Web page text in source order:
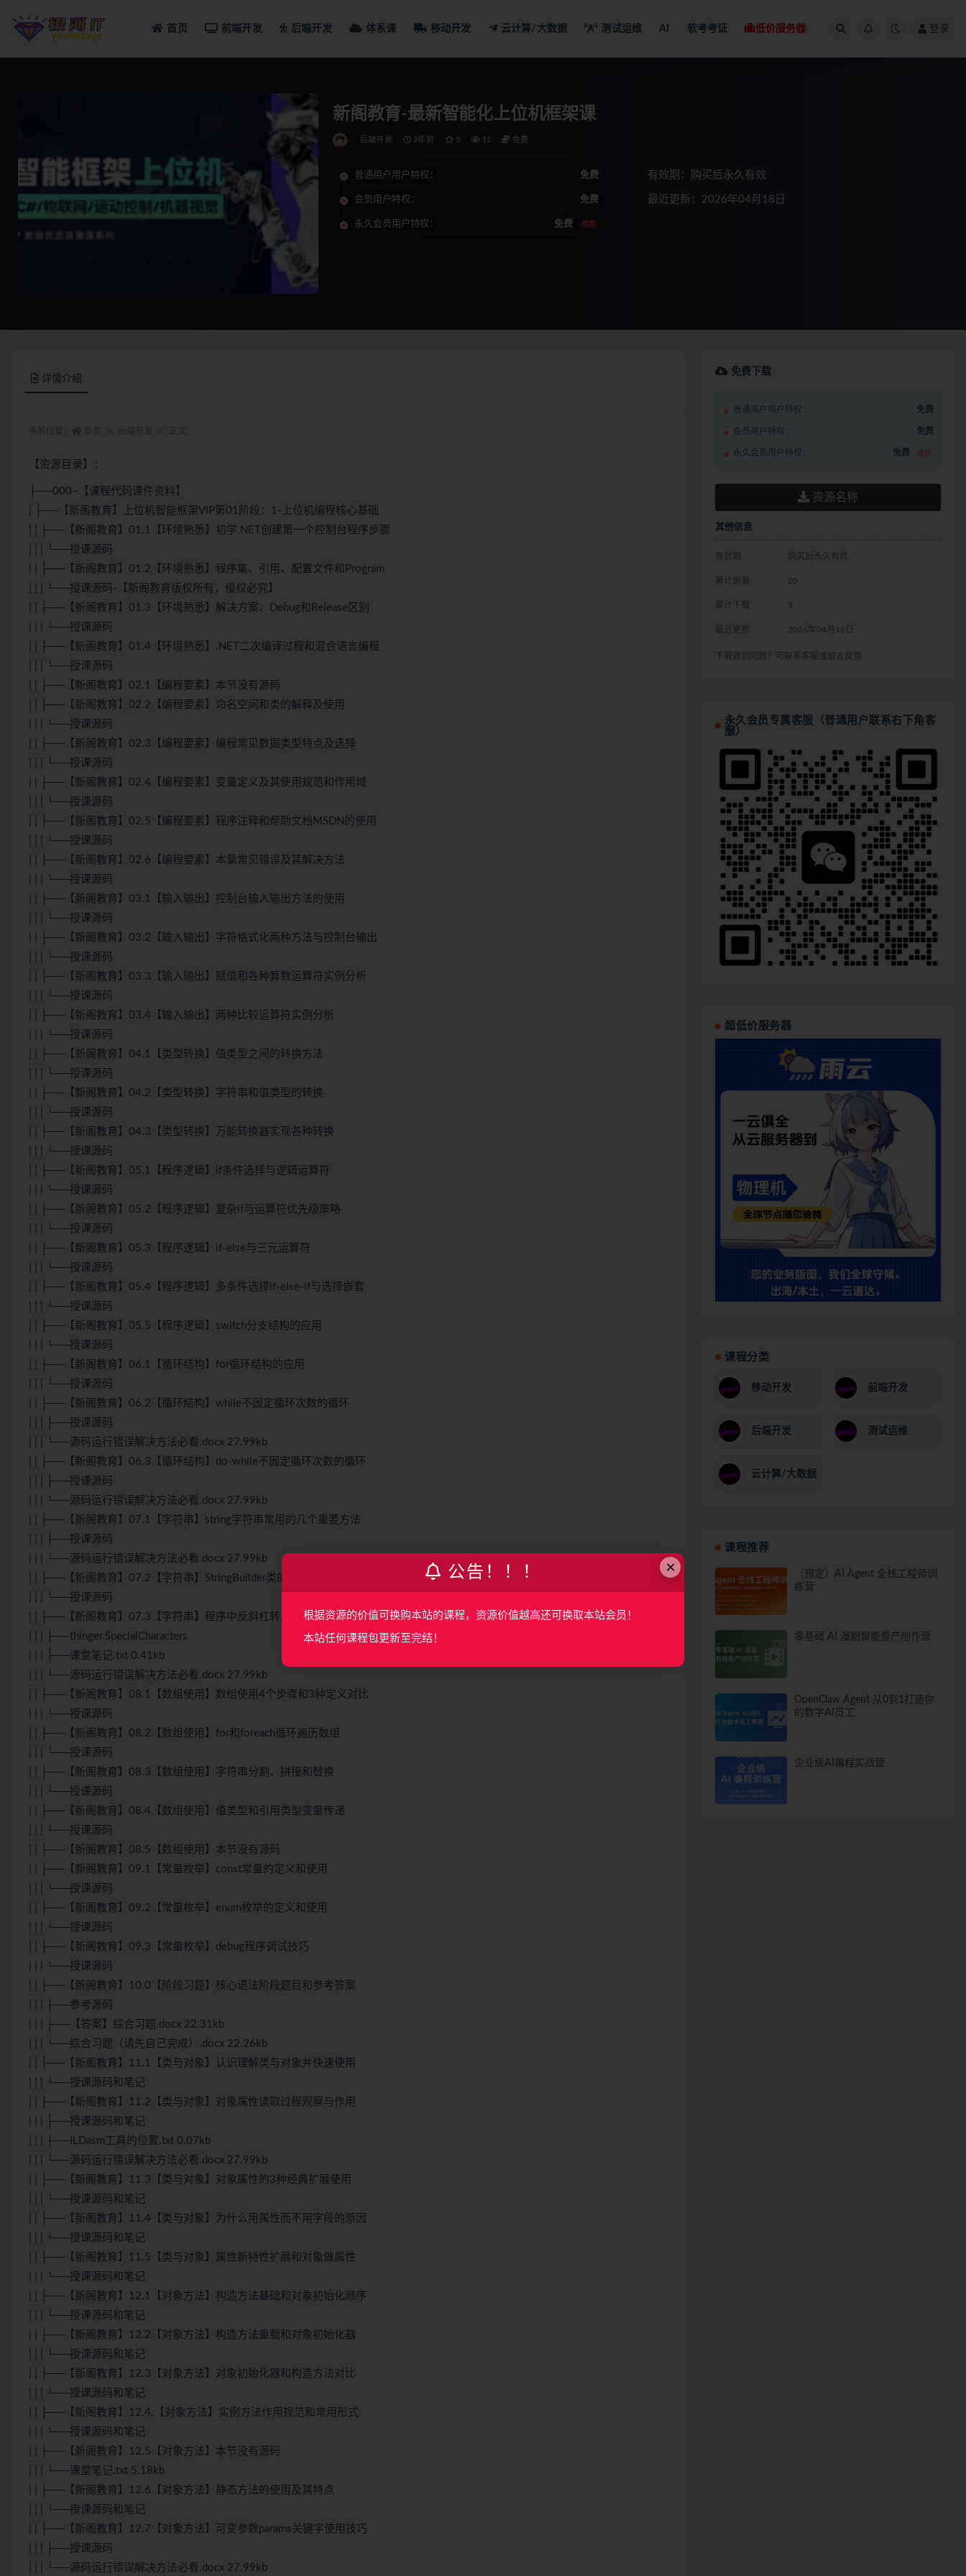
首页 前端开发 后端开发 体系课 移动开发 云计算/大数据 测试运维 AI 软考考证 低价服务器 登录
新阁教育-最新智能化上位机框架课
后端开发 2年前 0 11 免费
普通用户用户特权： 免费
会员用户特权： 免费
永久会员用户特权： 免费 推荐
有效期：购买后永久有效
最近更新：2026年04月18日
详情介绍
【资源目录】：
├──000–【课程代码课件资料】
| ├──【新阁教育】上位机智能框架VIP第01阶段：1-上位机编程核心基础
| | ├──【新阁教育】01.1【环境熟悉】初学.NET创建第一个控制台程序步骤
| | | └──授课源码
| | ├──【新阁教育】01.2【环境熟悉】程序集、引用、配置文件和Program
| | | └──授课源码-【新阁教育版权所有，侵权必究】
| | ├──【新阁教育】01.3【环境熟悉】解决方案、Debug和Release区别
| | | └──授课源码
| | ├──【新阁教育】01.4【环境熟悉】.NET二次编译过程和混合语言编程
| | | └──授课源码
| | ├──【新阁教育】02.1【编程要素】本节没有源码
| | ├──【新阁教育】02.2【编程要素】命名空间和类的解释及使用
| | | └──授课源码
| | ├──【新阁教育】02.3【编程要素】编程常见数据类型特点及选择
| | | └──授课源码
| | ├──【新阁教育】02.4【编程要素】变量定义及其使用规范和作用域
| | | └──授课源码
| | ├──【新阁教育】02.5【编程要素】程序注释和帮助文档MSDN的使用
| | | └──授课源码
| | ├──【新阁教育】02.6【编程要素】本章常见错误及其解决方法
| | | └──授课源码
| | ├──【新阁教育】03.1【输入输出】控制台输入输出方法的使用
| | | └──授课源码
| | ├──【新阁教育】03.2【输入输出】字符格式化两种方法与控制台输出
| | | └──授课源码
| | ├──【新阁教育】03.3【输入输出】赋值和各种算数运算符实例分析
| | | └──授课源码
| | ├──【新阁教育】03.4【输入输出】两种比较运算符实例分析
| | | └──授课源码
| | ├──【新阁教育】04.1【类型转换】值类型之间的转换方法
| | | └──授课源码
| | ├──【新阁教育】04.2【类型转换】字符串和值类型的转换
| | | └──授课源码
| | ├──【新阁教育】04.3【类型转换】万能转换器实现各种转换
| | | └──授课源码
| | ├──【新阁教育】05.1【程序逻辑】if条件选择与逻辑运算符
| | | └──授课源码
| | ├──【新阁教育】05.2【程序逻辑】复杂if与运算符优先级策略
| | | └──授课源码
| | ├──【新阁教育】05.3【程序逻辑】if-else与三元运算符
| | | └──授课源码
| | ├──【新阁教育】05.4【程序逻辑】多条件选择if-else-if与选择嵌套
| | | └──授课源码
| | ├──【新阁教育】05.5【程序逻辑】switch分支结构的应用
| | | └──授课源码
| | ├──【新阁教育】06.1【循环结构】for循环结构的应用
| | | └──授课源码
| | ├──【新阁教育】06.2【循环结构】while不固定循环次数的循环
| | | ├──授课源码
| | | └──源码运行错误解决方法必看.docx 27.99kb
| | ├──【新阁教育】06.3【循环结构】do-while不固定循环次数的循环
| | | ├──授课源码
| | | └──源码运行错误解决方法必看.docx 27.99kb
| | ├──【新阁教育】07.1【字符串】string字符串常用的几个重要方法
| | | ├──授课源码
| | | └──源码运行错误解决方法必看.docx 27.99kb
| | ├──【新阁教育】07.2【字符串】StringBuilder类的重要应用
| | | └──授课源码
| | ├──【新阁教育】07.3【字符串】程序中反斜杠转义字符的使用
| | | ├──thinger.SpecialCharacters
| | | ├──课堂笔记.txt 0.41kb
| | | └──源码运行错误解决方法必看.docx 27.99kb
| | ├──【新阁教育】08.1【数组使用】数组使用4个步骤和3种定义对比
| | | └──授课源码
| | ├──【新阁教育】08.2【数组使用】for和foreach循环遍历数组
| | | └──授课源码
| | ├──【新阁教育】08.3【数组使用】字符串分割、拼接和替换
| | | └──授课源码
| | ├──【新阁教育】08.4【数组使用】值类型和引用类型变量传递
| | | └──授课源码
| | ├──【新阁教育】08.5【数组使用】本节没有源码
| | ├──【新阁教育】09.1【常量枚举】const常量的定义和使用
| | | └──授课源码
| | ├──【新阁教育】09.2【常量枚举】enum枚举的定义和使用
| | | └──授课源码
| | ├──【新阁教育】09.3【常量枚举】debug程序调试技巧
| | | └──授课源码
| | ├──【新阁教育】10.0【阶段习题】核心语法阶段题目和参考答案
| | | ├──参考源码
| | | ├──【答案】综合习题.docx 22.31kb
| | | └──综合习题（请先自己完成）.docx 22.26kb
| | ├──【新阁教育】11.1【类与对象】认识理解类与对象并快速使用
| | | └──授课源码和笔记
| | ├──【新阁教育】11.2【类与对象】对象属性读取过程观察与作用
| | | ├──授课源码和笔记
| | | ├──ILDasm工具的位置.txt 0.07kb
| | | └──源码运行错误解决方法必看.docx 27.99kb
| | ├──【新阁教育】11.3【类与对象】对象属性的3种经典扩展使用
| | | └──授课源码和笔记
| | ├──【新阁教育】11.4【类与对象】为什么用属性而不用字段的原因
| | | └──授课源码和笔记
| | ├──【新阁教育】11.5【类与对象】属性新特性扩展和对象做属性
| | | └──授课源码和笔记
| | ├──【新阁教育】12.1【对象方法】构造方法基础和对象初始化顺序
| | | └──授课源码和笔记
| | ├──【新阁教育】12.2【对象方法】构造方法重载和对象初始化器
| | | └──授课源码和笔记
| | ├──【新阁教育】12.3【对象方法】对象初始化器和构造方法对比
| | | └──授课源码和笔记
| | ├──【新阁教育】12.4.【对象方法】实例方法作用规范和常用形式
| | | └──授课源码和笔记
| | ├──【新阁教育】12.5【对象方法】本节没有源码
| | | └──课堂笔记.txt 5.18kb
| | ├──【新阁教育】12.6【对象方法】静态方法的使用及其特点
| | | └──授课源码和笔记
| | ├──【新阁教育】12.7【对象方法】可变参数params关键字使用技巧
| | | ├──授课源码
| | | └──源码运行错误解决方法必看.docx 27.99kb
免费下载
普通用户用户特权： 免费
会员用户特权： 免费
永久会员用户特权： 免费 推荐
资源名称
其他信息
有效期 购买后永久有效
累计销量 20
累计下载 5
最近更新 2026年04月18日
下载遇到问题？可联系客服或留言反馈
永久会员专属客服（普通用户联系右下角客
服）
超低价服务器
课程分类
移动开发 前端开发
后端开发 测试运维
云计算/大数据
课程推荐
（预定）AI Agent 全栈工程师训
练营
零基础 AI 漫剧智能量产创作营
OpenClaw Agent 从0到1打造你
的数字AI员工
企业级AI编程实战营
×
公告！！！
根据资源的价值可换购本站的课程，资源价值越高还可换取本站会员！
本站任何课程包更新至完结！